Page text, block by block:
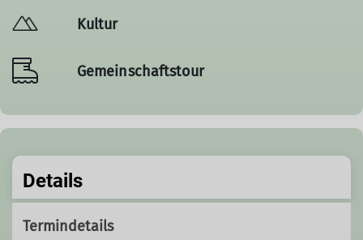
Kultur
Gemeinschaftstour
Details
Termindetails